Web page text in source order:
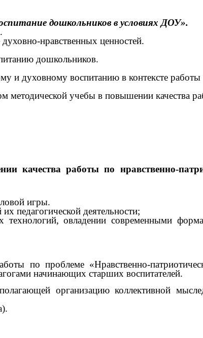
дошкольников в условиях ДОУ».
нравственных ценностей.
дошкольников.
и духовному воспитанию в контексте работы
методической учебы в повышении качества
качества работы по нравственно-
игры.
педагогической деятельности;
овладении современными
по проблеме «Нравственно-
начинающих старших воспитателей.
организацию коллективной